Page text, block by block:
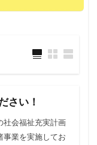
さい！
社会福祉充実計画
事業を実施してお